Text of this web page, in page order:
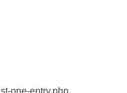
one-entry.php